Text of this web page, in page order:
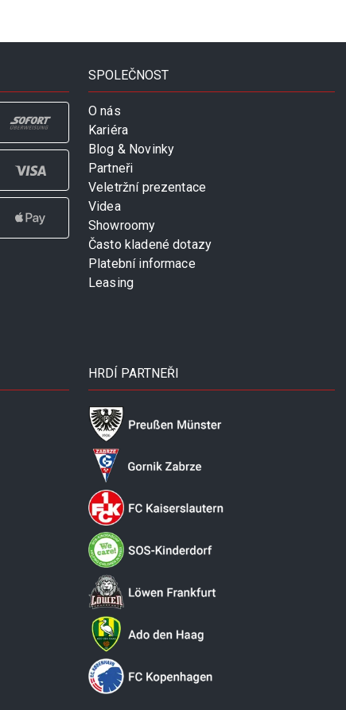
SPOLEČNOST
O nás
Kariéra
Blog & Novinky
Partneři
Veletržní prezentace
Videa
Showroomy
Často kladené dotazy
Platební informace
Leasing
HRDÍ PARTNEŘI